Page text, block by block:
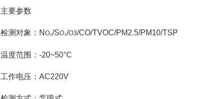
主要参数
检测对象：N O₂/SO₂/O3/CO/TVOC/PM2.5/PM10/TSP
温度范围：-20~50°C
工作电压：AC220V